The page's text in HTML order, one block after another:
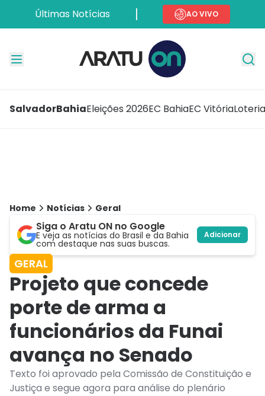
Últimas Notícias AO VIVO
SalvadorBahiaEleições 2026EC BahiaEC Vitória
Home Notícias Geral
Siga o Aratu ON no Google
E veja as notícias do Brasil e da Bahia
com destaque nas suas buscas.
Adicionar
GERAL
Projeto que concede
porte de arma a
funcionários da Funai
avança no Senado
Texto foi aprovado pela Comissão de Constituição e
Justiça e segue agora para análise do plenário